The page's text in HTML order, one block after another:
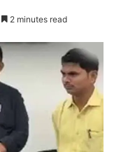
2 minutes read